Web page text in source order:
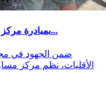
بمبادرة مركز مساواة| صحافيون روس في زيارة لباقة...
ضمن الجهود في
الأقليات، نظم مركز